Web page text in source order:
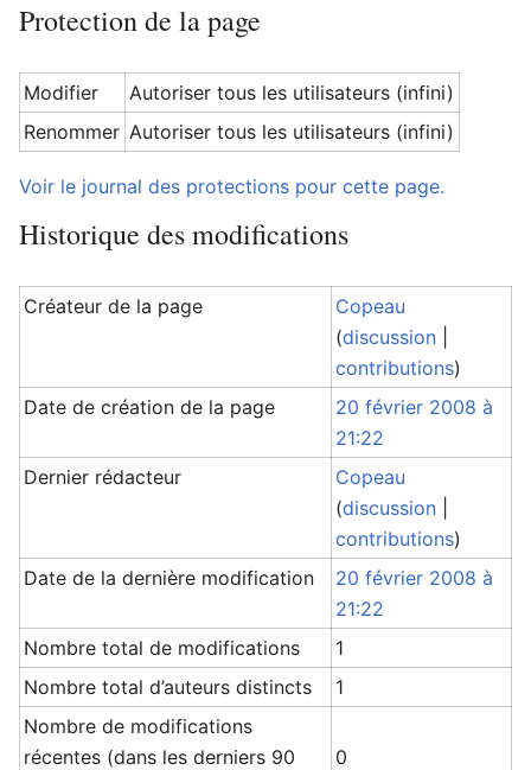
Protection de la page
Modifier
Autoriser tous les utilisateurs (infini)
Renommer Autoriser tous les utilisateurs (infini)
Voir le journal des protections pour cette page.
Historique des modifications
Créateur de la page
Copeau
(discussion
contributions)
Date de création de la page
20 février 2008 à
21:22
Dernier rédacteur
Copeau
(discussion
contributions)
Date de la dernière modification
20 février 2008 à
21:22
Nombre total de modifications
1
Nombre total d’auteurs distincts
1
Nombre de modifications
récentes (dans les derniers 90
0